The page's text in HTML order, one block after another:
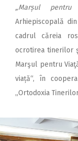
„Marșul pentru
Arhiepiscopală
cadrul căreia
ocrotirea tinerilor
Marşul pentru
viață“, în
„Ortodoxia